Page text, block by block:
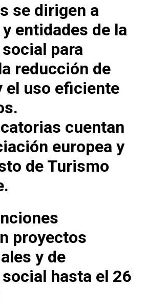
se dirigen a
entidades de la
para
reducción de
el uso eficiente
cuentan
europea y
de Turismo
proyectos
y de
hasta el 26